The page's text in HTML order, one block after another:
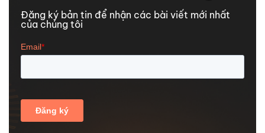
Đăng ký bản tin để nhận các bài viết mới nhất
của chúng tôi